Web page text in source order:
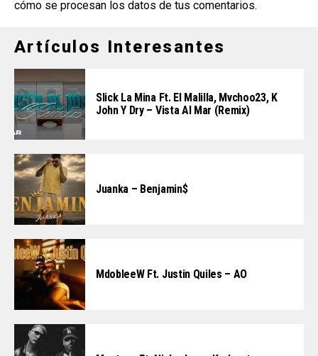
cómo se procesan los datos de tus comentarios.
Artículos Interesantes
Slick La Mina Ft. El Malilla, Mvchoo23, K
John Y Dry – Vista Al Mar (Remix)
Juanka – Benjamin$
MdobleeW Ft. Justin Quiles – AO